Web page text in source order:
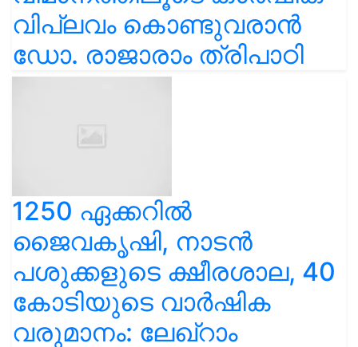
വിപ്ലവം കൊണ്ടുവരാൻ
ഡോ. രാജാരാം ത്രിപാഠി
1250 ഏക്കറിൽ
ജൈവകൃഷി, നാടൻ
പശുക്കളുടെ ക്ഷീരശാല, 40
കോടിയുടെ വാർഷിക
വരുമാനം: ലേഖ്‌റാം